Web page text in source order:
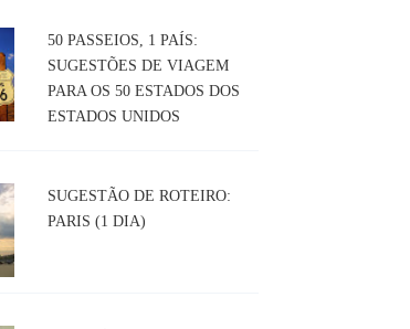
50 PASSEIOS, 1 PAÍS:
SUGESTÕES DE VIAGEM
PARA OS 50 ESTADOS DOS
ESTADOS UNIDOS
SUGESTÃO DE ROTEIRO:
PARIS (1 DIA)